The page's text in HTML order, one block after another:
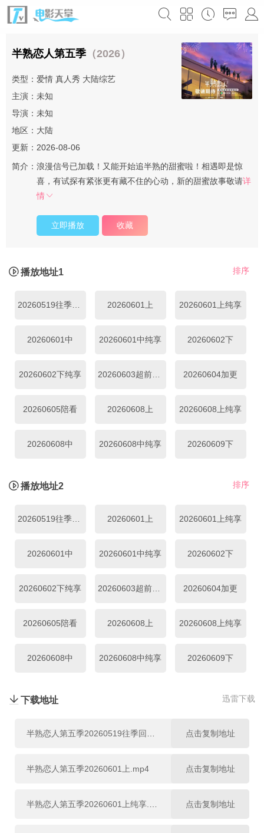
半熟恋人第五季（2026）
类型： 爱情 真人秀 大陆综艺
主演：未知
导演：未知
地区： 大陆
更新：2026-08-06
简介： 浪漫信号已加载！又能开始追半熟的甜蜜啦！相遇即是惊
喜，有试探有紧张更有藏不住的心动，新的甜蜜故事敬请详
情
立即播放 收藏
排序
播放地址1
20260601上 20260601上纯享
20260601中 20260601中纯享 20260602下
20260602下纯享 20260603超前彩蛋 20260604加更
20260605陪看 20260608上 20260608上纯享
20260608中 20260608中纯享 20260609下
20260611加更上
20260611加更下 20260612陪看上 20260615上
20260615上纯享 20260615中 20260615中纯享
20260616下 20260616下纯享 20260618加更上
20260618加更下 20260619陪看
20260622上 20260622上纯享 20260622中
排序
播放地址2
20260601上 20260601上纯享
20260601中 20260601中纯享 20260602下
20260602下纯享 20260603超前彩蛋 20260604加更
20260605陪看 20260608上 20260608上纯享
20260608中 20260608中纯享 20260609下
20260611加更下 20260612陪看上 20260615上
迅雷下载
下载地址
点击复制地址
半熟恋人第五季20260601上.mp4 点击复制地址
点击复制地址